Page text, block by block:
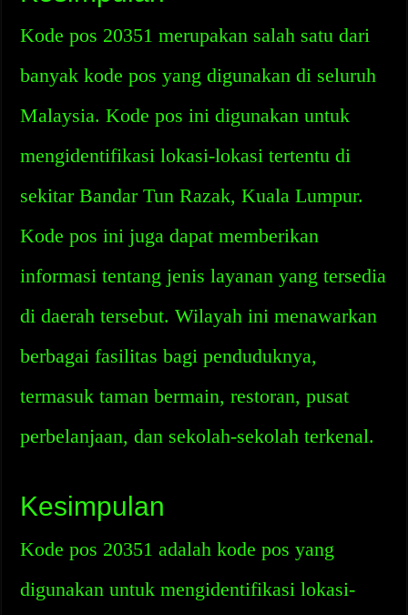
Kode pos 20351 merupakan salah satu dari
banyak kode pos yang digunakan di seluruh
Malaysia. Kode pos ini digunakan untuk
mengidentifikasi lokasi-lokasi tertentu di
sekitar Bandar Tun Razak, Kuala Lumpur.
Kode pos ini juga dapat memberikan
informasi tentang jenis layanan yang tersedia
di daerah tersebut. Wilayah ini menawarkan
berbagai fasilitas bagi penduduknya,
termasuk taman bermain, restoran, pusat
perbelanjaan, dan sekolah-sekolah terkenal.
Kesimpulan
Kode pos 20351 adalah kode pos yang
digunakan untuk mengidentifikasi lokasi-